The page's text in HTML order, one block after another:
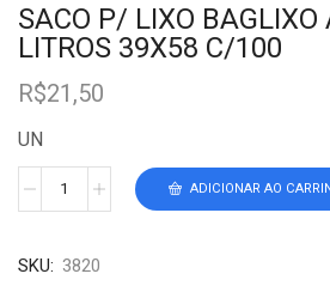
SACO P/ LIXO
LITROS 39X58 C/100
R$21,50
UN
ADICIONAR AO
SKU: 3820